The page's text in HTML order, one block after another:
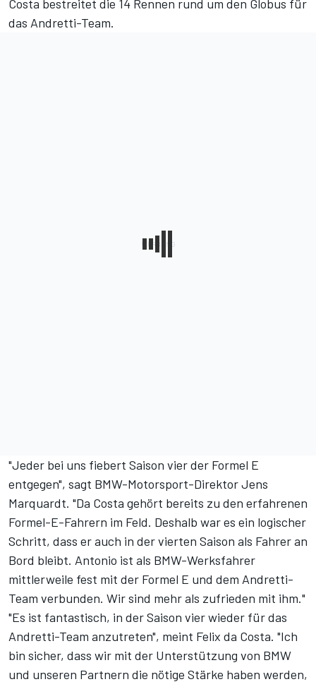
Costa bestreitet die 14 Rennen rund um den Globus für
das Andretti-Team.
"Jeder bei uns fiebert Saison vier der Formel E
entgegen", sagt BMW-Motorsport-Direktor Jens
Marquardt. "Da Costa gehört bereits zu den erfahrenen
Formel-E-Fahrern im Feld. Deshalb war es ein logischer
Schritt, dass er auch in der vierten Saison als Fahrer an
Bord bleibt. Antonio ist als BMW-Werksfahrer
mittlerweile fest mit der Formel E und dem Andretti-
Team verbunden. Wir sind mehr als zufrieden mit ihm."
"Es ist fantastisch, in der Saison vier wieder für das
Andretti-Team anzutreten", meint Felix da Costa. "Ich
bin sicher, dass wir mit der Unterstützung von BMW
und unseren Partnern die nötige Stärke haben werden,